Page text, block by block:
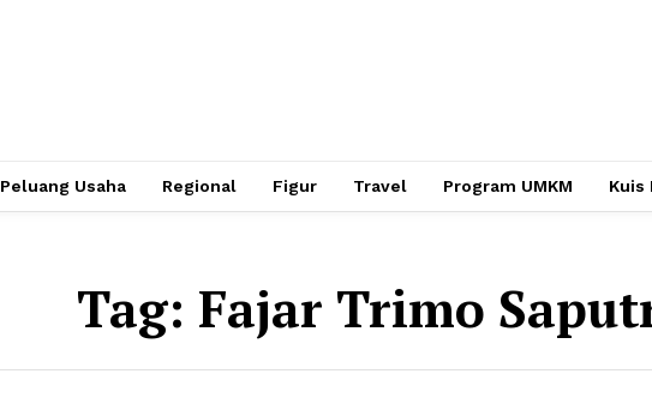
Peluang Usaha Regional Figur Travel Program UMKM Kuis
Tag: Fajar Trimo